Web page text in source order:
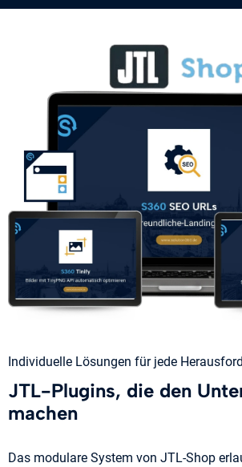
Individuelle Lösungen für jede
JTL-Plugins, die den
machen
Das modulare System von JTL-Shop